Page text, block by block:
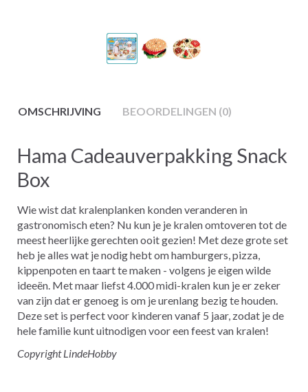
OMSCHRIJVING BEOORDELINGEN (0)
Hama Cadeauverpakking Snack
Box
Wie wist dat kralenplanken konden veranderen in
gastronomisch eten? Nu kun je je kralen omtoveren tot de
meest heerlijke gerechten ooit gezien! Met deze grote set
heb je alles wat je nodig hebt om hamburgers, pizza,
kippenpoten en taart te maken - volgens je eigen wilde
ideeën. Met maar liefst 4.000 midi-kralen kun je er zeker
van zijn dat er genoeg is om je urenlang bezig te houden.
Deze set is perfect voor kinderen vanaf 5 jaar, zodat je de
hele familie kunt uitnodigen voor een feest van kralen!
Copyright LindeHobby